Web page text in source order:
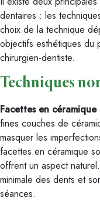
dentaires : les
choix de la technique
objectifs esthétiques du
chirurgien-dentiste.
Techniques
Facettes en céramique
fines couches de
masquer les
facettes en céramique
offrent un aspect
minimale des dents et
séances.